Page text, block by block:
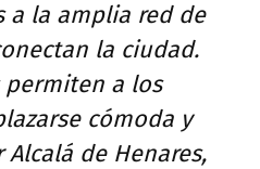
a la amplia red de
la ciudad.
permiten a los
cómoda y
de Henares,